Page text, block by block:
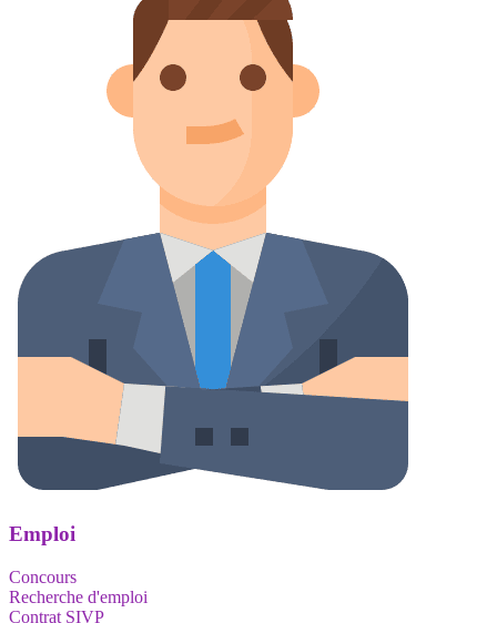
Emploi
Concours
Recherche d'emploi
Contrat SIVP